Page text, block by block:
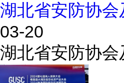
湖北省安防协
03-20
湖北省安防协